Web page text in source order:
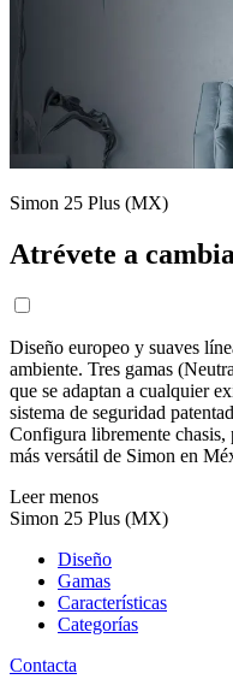
Simon 25 Plus (MX)
Atrévete a
Diseño europeo y suaves
ambiente. Tres gamas
que se adaptan a cualquier
sistema de seguridad
Configura libremente chasis,
más versátil de Simon en
Leer menos
Simon 25 Plus (MX)
Diseño
Gamas
Características
Categorías
Contacta